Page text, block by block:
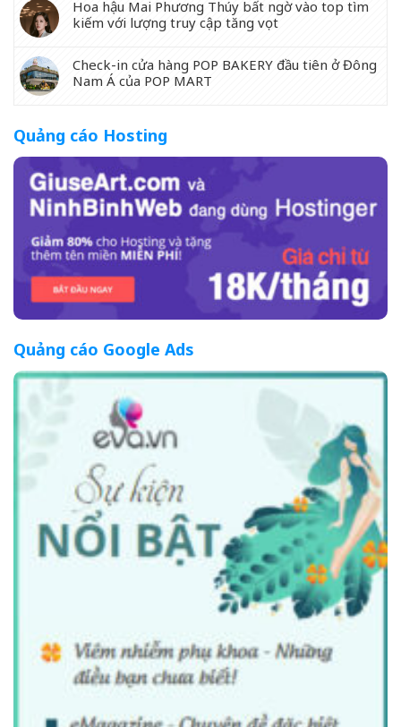
Hoa hậu Mai Phương Thúy bất ngờ vào top tìm
kiếm với lượng truy cập tăng vọt
Check-in cửa hàng POP BAKERY đầu tiên ở Đông
Nam Á của POP MART
Quảng cáo Hosting
Quảng cáo Google Ads